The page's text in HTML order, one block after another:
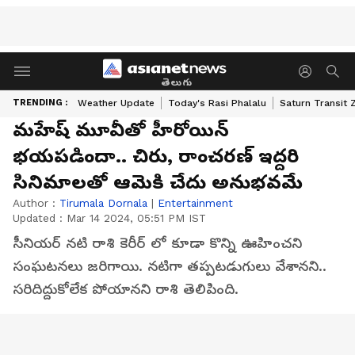
తెలుగు
TRENDING : Weather Update Today's Rasi Phalalu Saturn Transit
మహేష్ మూవీతో హీరోయిన్
భయపడిందా.. చిరు, రాంచరణ్ ఇద్దరి
సినిమాలతో ఆమెకి చేదు అనుభవమే
Author : Tirumala Dornala | Entertainment
Updated : Mar 14 2024, 05:51 PM IST
సీనియర్ నటి రాశి కెరీర్ లో కూడా కొన్ని ఊహించని
సంఘటనలు జరిగాయి. నటిగా తప్పటడుగులు వేశానని..
సరిదిద్దుకోలేక పోయానని రాశి తెలిపింది.